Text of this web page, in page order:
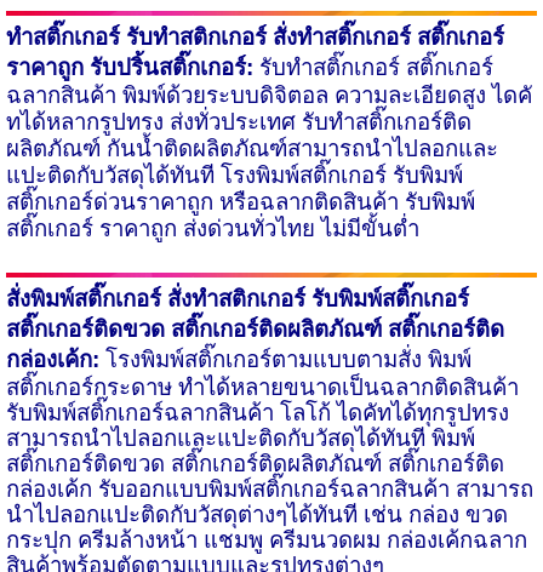
ทำสติ๊กเกอร์ รับทำสติกเกอร์สั่งทำสติ๊กเกอร์ สติ๊กเกอร์
ราคาถูก รับปริ้นสติ๊กเกอร์: รับทำสติ๊กเกอร์ สติ๊กเกอร์
ฉลากสินค้า พิมพ์ด้วยระบบดิจิตอล ความละเอียดสูง ไดคั​
ทได้หลากรูปทรง ส่งทั่วประเทศ รับทำสติ๊กเกอร์ติด
ผลิตภัณฑ์ กันน้ำติดผลิตภัณฑ์สามารถนำไปลอก​และ
แปะติดกับวัสดุได้ทันที โรงพิมพ์สติ๊กเกอร์ รับพิมพ์
สติ๊กเกอร์ด่วนราคาถูก หรือฉลากติดสินค้า รับพิมพ์
สติ๊กเกอร์ ราคาถูก ส่งด่วนทั่วไทย ไม่มีขั้นต่ำ
สั่งพิมพ์สติ๊กเกอร์ สั่งทำสติกเกอร์ รับพิมพ์สติ๊กเกอร์
สติ๊กเกอร์ติดขวด สติ๊กเกอร์ติดผลิตภัณฑ์ สติ๊กเกอร์ติด
กล่องเค้ก: โรงพิมพ์สติ๊กเกอร์ตามแบบตามสั่ง พิมพ์
สติ๊กเกอร์กระดาษ ทำได้หลายขนาดเป็นฉลากติดสินค้า
รับพิมพ์สติ๊กเกอร์ฉลากสินค้า โลโก้ ไดคัทได้ทุกรูปทรง
สามารถนำไปลอก​และแปะติดกับวัสดุได้ทันที พิมพ์
สติ๊กเกอร์ติดขวด สติ๊กเกอร์ติดผลิตภัณฑ์ สติ๊กเกอร์ติด
กล่องเค้ก รับออกแบบพิมพ์สติ๊กเกอร์ฉลากสินค้า สามารถ
นำไปลอกแปะติดกับวัสดุ​ต่างๆได้ทันที เช่น กล่อง ขวด
กระปุก ครีมล้างหน้า แชมพู ครีมนวดผม กล่องเค้ก​ ฉลาก
สินค้าพร้อมตัดตามแบบและรูปทรงต่างๆ